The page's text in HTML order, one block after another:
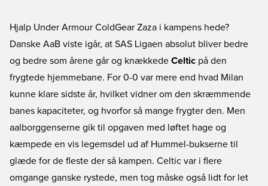
Hjalp Under Armour ColdGear Zaza i kampens hede?
Danske AaB viste igår, at SAS Ligaen absolut bliver bedre
og bedre som årene går og knækkede Celtic på den
frygtede hjemmebane. For 0-0 var mere end hvad Milan
kunne klare sidste år, hvilket vidner om den skræmmende
banes kapaciteter, og hvorfor så mange frygter den. Men
aalborggenserne gik til opgaven med løftet hage og
kæmpede en vis legemsdel ud af Hummel-bukserne til
glæde for de fleste der så kampen. Celtic var i flere
omgange ganske rystede, men tog måske også lidt for let